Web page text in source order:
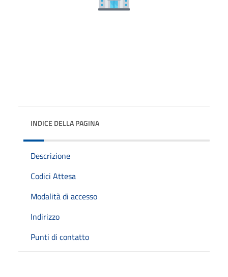
INDICE DELLA PAGINA
Descrizione
Codici Attesa
Modalità di accesso
Indirizzo
Punti di contatto